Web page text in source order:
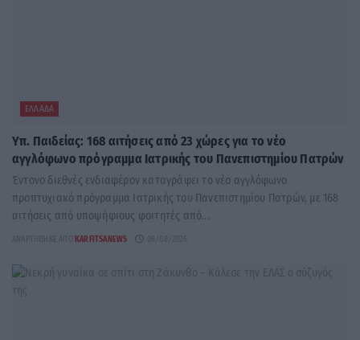
ΕΛΛΆΔΑ
Υπ. Παιδείας: 168 αιτήσεις από 23 χώρες για το νέο
αγγλόφωνο πρόγραμμα Ιατρικής του Πανεπιστημίου Πατρών
Έντονο διεθνές ενδιαφέρον καταγράφει το νέο αγγλόφωνο
προπτυχιακό πρόγραμμα Ιατρικής του Πανεπιστημίου Πατρών, με 168
αιτήσεις από υποψήφιους φοιτητές από...
KARFITSANEWS